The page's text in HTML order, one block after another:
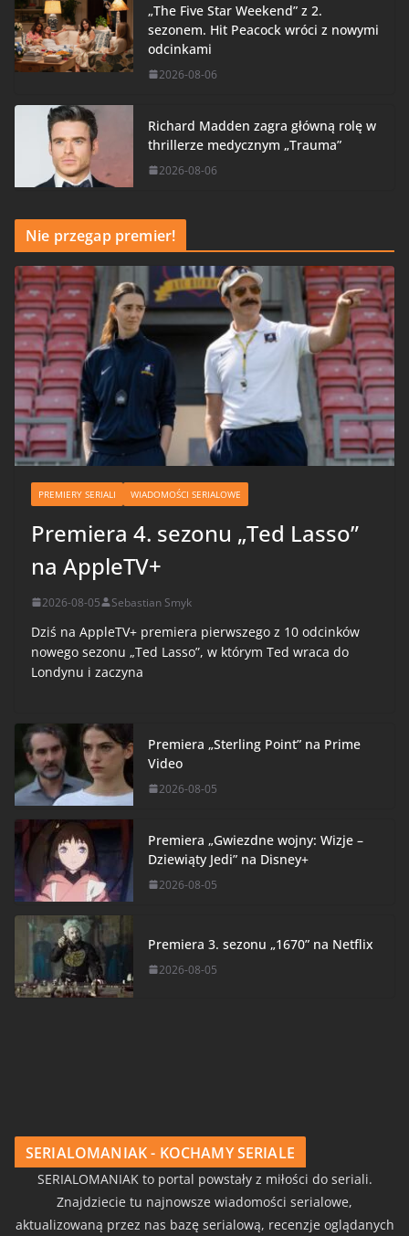
„The Five Star Weekend” z 2.
sezonem. Hit Peacock wróci z nowymi
odcinkami
2026-08-06
Richard Madden zagra główną rolę w
thrillerze medycznym „Trauma”
2026-08-06
Nie przegap premier!
PREMIERY SERIALI WIADOMOŚCI SERIALOWE
Premiera 4. sezonu „Ted Lasso”
na AppleTV+
2026-08-05 Sebastian Smyk
Dziś na AppleTV+ premiera pierwszego z 10 odcinków
nowego sezonu „Ted Lasso”, w którym Ted wraca do
Londynu i zaczyna
Premiera „Sterling Point” na Prime
Video
2026-08-05
Premiera „Gwiezdne wojny: Wizje –
Dziewiąty Jedi” na Disney+
2026-08-05
Premiera 3. sezonu „1670” na Netflix
2026-08-05
SERIALOMANIAK - KOCHAMY SERIALE
SERIALOMANIAK to portal powstały z miłości do seriali.
Znajdziecie tu najnowsze wiadomości serialowe,
aktualizowaną przez nas bazę serialową, recenzje oglądanych